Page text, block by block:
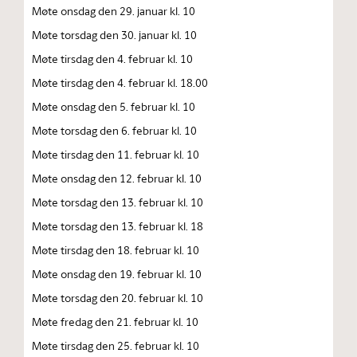
Møte onsdag den 29. januar kl. 10
Møte torsdag den 30. januar kl. 10
Møte tirsdag den 4. februar kl. 10
Møte tirsdag den 4. februar kl. 18.00
Møte onsdag den 5. februar kl. 10
Møte torsdag den 6. februar kl. 10
Møte tirsdag den 11. februar kl. 10
Møte onsdag den 12. februar kl. 10
Møte torsdag den 13. februar kl. 10
Møte torsdag den 13. februar kl. 18
Møte tirsdag den 18. februar kl. 10
Møte onsdag den 19. februar kl. 10
Møte torsdag den 20. februar kl. 10
Møte fredag den 21. februar kl. 10
Møte tirsdag den 25. februar kl. 10